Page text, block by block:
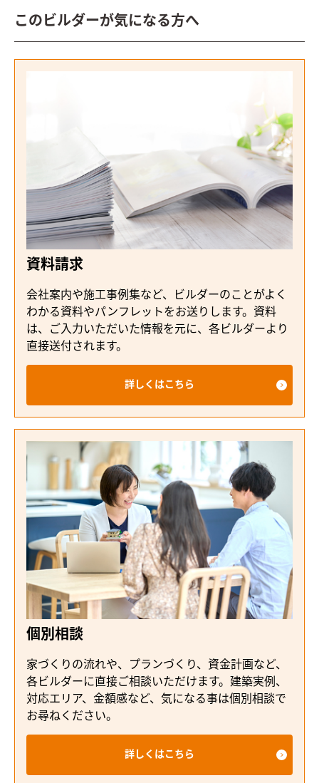
このビルダーが気になる方へ
資料請求
会社案内や施工事例集など、ビルダーのことがよく
わかる資料やパンフレットをお送りします。資料
は、ご入力いただいた情報を元に、各ビルダーより
直接送付されます。
詳しくはこちら
個別相談
家づくりの流れや、プランづくり、資金計画など、
各ビルダーに直接ご相談いただけます。建築実例、
対応エリア、金額感など、気になる事は個別相談で
お尋ねください。
詳しくはこちら